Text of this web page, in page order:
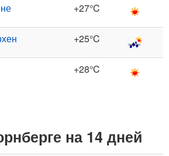
+27°C
+25°C
+28°C
на 14 дней